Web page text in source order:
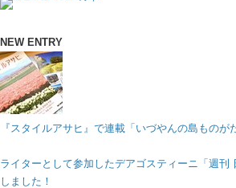
NEW ENTRY
『スタイルアサヒ』で連載「いづやんの島ものが
ライターとして参加したデアゴスティーニ「週
しました！